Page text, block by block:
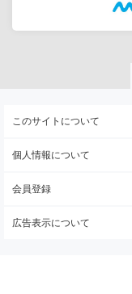
このサイトについて
個人情報について
会員登録
広告表示について